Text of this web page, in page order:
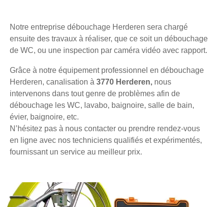
Notre entreprise débouchage Herderen sera chargé
ensuite des travaux à réaliser, que ce soit un débouchage
de WC, ou une inspection par caméra vidéo avec rapport.
Grâce à notre équipement professionnel en débouchage
Herderen, canalisation à 3770 Herderen, nous
intervenons dans tout genre de problèmes afin de
débouchage les WC, lavabo, baignoire, salle de bain,
évier, baignoire, etc.
N’hésitez pas à nous contacter ou prendre rendez-vous
en ligne avec nos techniciens qualifiés et expérimentés,
fournissant un service au meilleur prix.